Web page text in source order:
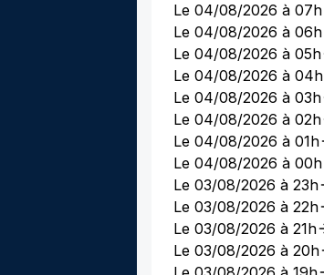
Le 04/08/2026 à 07h
Le 04/08/2026 à 06h
Le 04/08/2026 à 05h
Le 04/08/2026 à 04h
Le 04/08/2026 à 03h
Le 04/08/2026 à 02h
Le 04/08/2026 à 01h
Le 04/08/2026 à 00h
Le 03/08/2026 à 23h
Le 03/08/2026 à 22h
Le 03/08/2026 à 21h
Le 03/08/2026 à 20h